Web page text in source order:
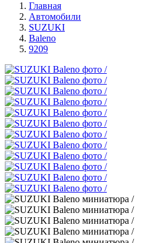
Главная
Автомобили
SUZUKI
Baleno
9209